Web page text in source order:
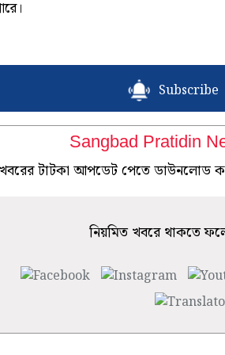
Subscribe
Sangbad Pratidin
খবরের টাটকা আপডেট পেতে ডাউনলোড
নিয়মিত খবরে থাকতে